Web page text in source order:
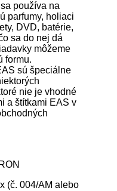
používa na
parfumy, holiaci
DVD, batérie,
sa do nej dá
môžeme
formu.
sú špeciálne
nie je vhodné
a štítkami EAS v
(č. 004/AM alebo